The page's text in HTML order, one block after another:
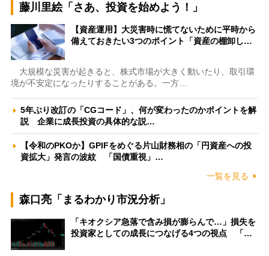
藤川里絵「さあ、投資を始めよう！」
【資産運用】大災害時に慌てないために平時から
備えておきたい3つのポイント「資産の棚卸し…
大規模な災害が起きると、株式市場が大きく動いたり、取引環
境が不安定になったりすることがある。一方…
5年ぶり改訂の「CGコード」、何が変わったのかポイントを解
説 企業に成長投資の具体的な説…
【令和のPKOか】GPIFをめぐる片山財務相の「円資産への投
資拡大」発言の波紋 「国債重視」…
一覧を見る
森口亮「まるわかり市況分析」
「キオクシア急落で含み損が膨らんで…」損失を
投資家としての成長につなげる4つの視点 「…